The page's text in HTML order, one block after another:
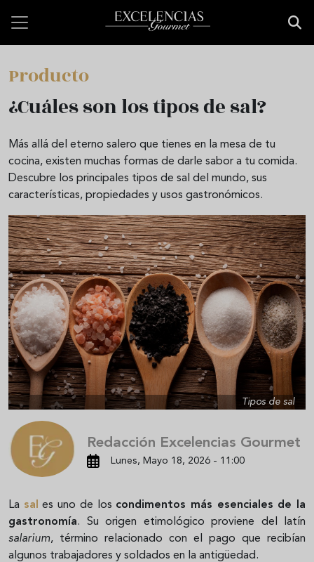
Producto
¿Cuáles son los tipos de sal?
Más allá del eterno salero que tienes en la mesa de tu
cocina, existen muchas formas de darle sabor a tu comida.
Descubre los principales tipos de sal del mundo, sus
características, propiedades y usos gastronómicos.
Tipos de sal
Redacción Excelencias Gourmet
Lunes, Mayo 18, 2026 - 11:00
La sal es uno de los condimentos más esenciales de la
gastronomía. Su origen etimológico proviene del latín
salarium, término relacionado con el pago que recibían
algunos trabajadores y soldados en la antigüedad.